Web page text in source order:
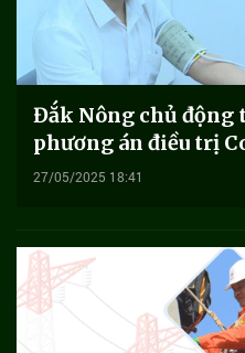
Đắk Nông chủ động
phương án điều trị
27/05/2025 18:41